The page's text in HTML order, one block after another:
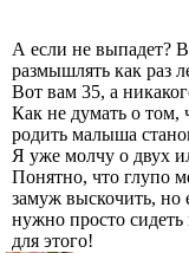
А если не выпадет?
размышлять как раз
Вот вам 35, а
Как не думать о том,
родить малыша
Я уже молчу о двух
Понятно, что глупо
замуж выскочить, но
нужно просто
для этого!